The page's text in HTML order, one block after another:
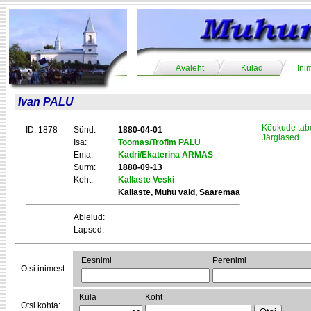
Avaleht Külad
Ivan PALU
ID: 1878 Sünd:
1880-04-01
Isa:
Toomas/Trofim PALU
Ema:
Kadri/Ekaterina ARMAS
Surm:
1880-09-13
Koht:
Kallaste Veski
Kallaste, Muhu vald, Saaremaa
Abielud:
Lapsed:
Kõukude
Järglased
Otsi inimest:
Eesnimi Perenimi
Otsi kohta:
Küla Koht